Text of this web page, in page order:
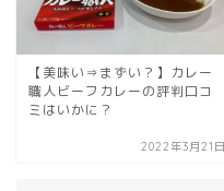
【美味い⇒まずい？】カレー
職人ビーフカレーの評判口コ
ミはいかに？
2022年3月21日